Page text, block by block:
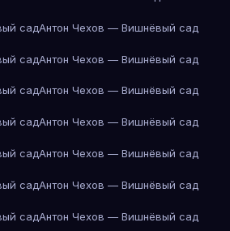
садАнтон Чехов — Вишнёвый сад
садАнтон Чехов — Вишнёвый сад
садАнтон Чехов — Вишнёвый сад
садАнтон Чехов — Вишнёвый сад
садАнтон Чехов — Вишнёвый сад
садАнтон Чехов — Вишнёвый сад
садАнтон Чехов — Вишнёвый сад